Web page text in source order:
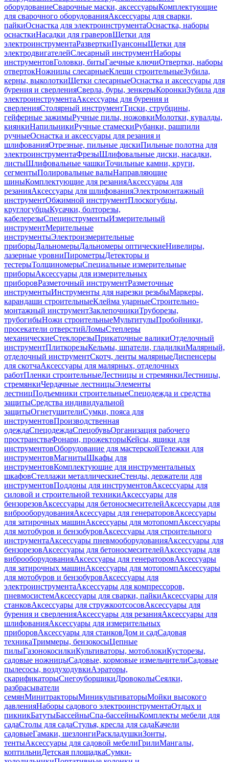
оборудованиеСварочные маски, аксессуарыКомплектующие
для сварочного оборудованияАксессуары для сварки,
пайкиОснастка для электроинструментаОснастка, наборы
оснасткиНасадки для граверовЩетки для
электроинструментаРазверткиПуансоныЩетки для
электродвигателейСлесарный инструментНаборы
инструментовГоловки, битыГаечные ключиОтвертки, наборы
отвертокНожницы слесарныеКлещи строительныеЗубила,
керны, выколоткиЩетки слесарныеОснастка и аксессуары для
бурения и сверленияСверла, буры, зенкерыКоронкиЗубила для
электроинструментаАксессуары для бурения и
сверленияСтолярный инструментТиски, струбцины,
гейферные зажимыРучные пилы, ножовкиМолотки, кувалды,
киянкиНапильникиРучные стамескиРубанки, рашпили
ручныеОснастка и аксессуары для резания и
шлифованияОтрезные, пильные дискиПильные полотна для
электроинструментаФрезыШлифовальные диски, насадки,
листыШлифовальные чашкиТочильные камни, круги,
сегментыПолировальные валыНаправляющие
шиныКомплектующие для резанияАксессуары для
резанияАксессуары для шлифованияЭлектромонтажный
инструментОбжимной инструментПлоскогубцы,
круглогубцыКусачки, болторезы,
кабелерезыСпецинструментыИзмерительный
инструментМерительные
инструментыЭлектроизмерительные
приборыДальномерыДальномеры оптическиеНивелиры,
лазерные уровниПирометрыДетекторы и
тестерыТолщиномерыСпециальные измерительные
приборыАксессуары для измерительных
приборовРазметочный инструментРазметочные
инструментыИнструменты для нарезки резьбыМаркеры,
карандаши строительныеКлейма ударныеСтроительно-
монтажный инструментЗаклепочникиТруборезы,
трубогибыНожи строительныеМультитулыПробойники,
просекатели отверстийЛомыСтеплеры
механическиеСтеклорезыПрикаточные валикиОтделочный
инструментПлиткорезыКельмы, шпатели, гладилкиМалярный,
отделочный инструментСкотч, ленты малярныеДиспенсеры
для скотчаАксессуары для малярных, отделочных
работПленки строительныеЛестницы и стремянкиЛестницы,
стремянкиЧердачные лестницыЭлементы
лестницПодъемники строительныеСпецодежда и средства
защитыСредства индивидуальной
защитыОгнетушителиСумки, пояса для
инструментовПроизводственная
одеждаСпецодеждаСпецобувьОрганизация рабочего
пространстваФонари, прожекторыКейсы, ящики для
инструментовОборудование для мастерскойТележки для
инструментовМагнитыШкафы для
инструментовКомплектующие для инструментальных
шкафовСтеллажи металлическиеСтенды, держатели для
инструментовПоддоны для инструментовАксессуары для
силовой и строительной техникиАксессуары для
бензорезовАксессуары для бетоносмесителейАксессуары для
виброоборудованияАксессуары для генераторовАксессуары
для затирочных машинАксессуары для мотопомпАксессуары
для мотобуров и бензобуровАксессуары для строительного
инструментаАксессуары пневмооборудованияАксессуары для
бензорезовАксессуары для бетоносмесителейАксессуары для
виброоборудованияАксессуары для генераторовАксессуары
для затирочных машинАксессуары для мотопомпАксессуары
для мотобуров и бензобуровАксессуары для
электроинструментаАксессуары для компрессоров,
пневмосистемАксессуары для сварки, пайкиАксессуары для
станковАксессуары для стружкоотсосовАксессуары для
бурения и сверленияАксессуары для резанияАксессуары для
шлифованияАксессуары для измерительных
приборовАксессуары для станковДом и садСадовая
техникаТриммеры, бензокосыЦепные
пилыГазонокосилкиКультиваторы, мотоблокиКусторезы,
садовые ножницыСадовые, кормовые измельчителиСадовые
пылесосы, воздуходувкиАэраторы,
скарификаторыСнегоуборщикиДровоколыСеялки,
разбрасыватели
семянМинитракторыМиникультиваторыМойки высокого
давленияНаборы садового электроинструментаОтдых и
пикникБатутыБассейныСпа-бассейныКомплекты мебели для
садаСтолы для садаСтулья, кресла для садаКачели
садовыеГамаки, шезлонгиРаскладушкиЗонты,
тентыАксессуары для садовой мебелиГрилиМангалы,
коптильниДетская площадкаСумки-